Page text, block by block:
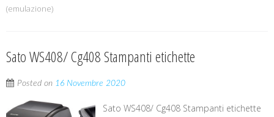
(emulazione)
Sato WS408/ Cg408 Stampanti etichette
Posted on 16 Novembre 2020
Sato WS408/ Cg408 Stampanti etichette